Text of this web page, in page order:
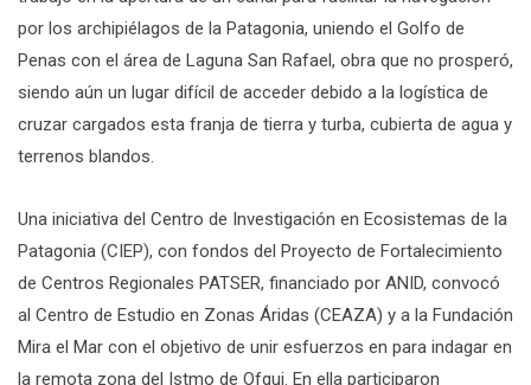
por los archipiélagos de la Patagonia, uniendo el Golfo de
Penas con el área de Laguna San Rafael, obra que no prosperó,
siendo aún un lugar difícil de acceder debido a la logística de
cruzar cargados esta franja de tierra y turba, cubierta de agua y
terrenos blandos.
Una iniciativa del Centro de Investigación en Ecosistemas de la
Patagonia (CIEP), con fondos del Proyecto de Fortalecimiento
de Centros Regionales PATSER, financiado por ANID, convocó
al Centro de Estudio en Zonas Áridas (CEAZA) y a la Fundación
Mira el Mar con el objetivo de unir esfuerzos en para indagar en
la remota zona del Istmo de Ofqui. En ella participaron